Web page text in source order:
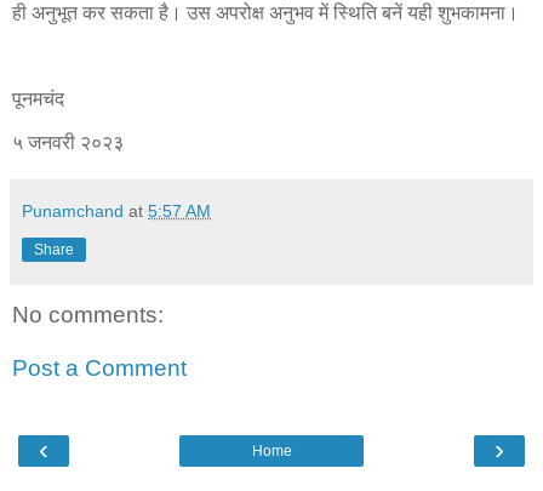
ही अनुभूत कर सकता है। उस अपरोक्ष अनुभव में स्थिति बनें यही शुभकामना।
पूनमचंद
५ जनवरी २०२३
Punamchand at 5:57 AM
Share
No comments:
Post a Comment
‹ ›
Home